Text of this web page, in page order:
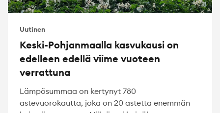
Uutinen
Keski-Pohjanmaalla kasvukausi on
edelleen edellä viime vuoteen
verrattuna
Lämpösummaa on kertynyt 780
astevuorokautta, joka on 20 astetta enemmän